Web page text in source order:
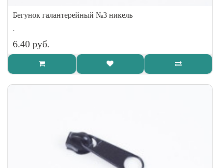
Бегунок галантерейный №3 никель
..
6.40 руб.